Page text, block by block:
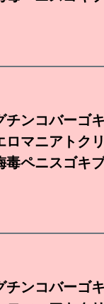
ンコバーゴ
マニアトク
ペニスゴキ
ンコバーゴ